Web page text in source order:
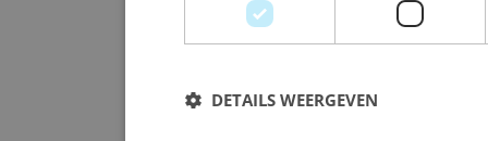
DETAILS WEERGEVEN